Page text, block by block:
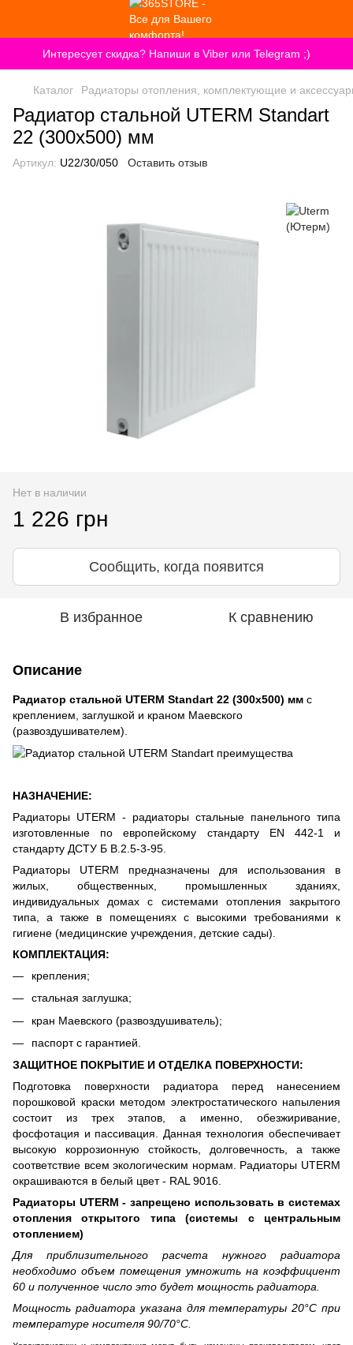
Интересует скидка? Напиши в Viber или Telegram ;)
Каталог Радиаторы отопления, комплектующие и
Радиатор стальной UTERM Standart
22 (300x500) мм
Артикул: U22/30/050 Оставить отзыв
Нет в наличии
1 226 грн
Сообщить, когда появится
В избранное К сравнению
Описание
Радиатор стальной UTERM Standart 22 (300x500) мм с
креплением, заглушкой и краном Маевского
(развоздушивателем).
НАЗНАЧЕНИЕ:
Радиаторы UTERM - радиаторы стальные панельного типа
изготовленные по европейскому стандарту EN 442-1 и
стандарту ДСТУ Б В.2.5-3-95.
Радиаторы UTERM предназначены для использования в
жилых, общественных, промышленных зданиях,
индивидуальных домах с системами отопления закрытого
типа, а также в помещениях с высокими требованиями к
гигиене (медицинские учреждения, детские сады).
КОМПЛЕКТАЦИЯ:
крепления;
стальная заглушка;
кран Маевского (развоздушиватель);
паспорт с гарантией.
ЗАЩИТНОЕ ПОКРЫТИЕ И ОТДЕЛКА ПОВЕРХНОСТИ:
Подготовка поверхности радиатора перед нанесением
порошковой краски методом электростатического напыления
состоит из трех этапов, а именно, обезжиривание,
фосфотация и пассивация. Данная технология обеспечивает
высокую коррозионную стойкость, долговечность, а также
соответствие всем экологическим нормам. Радиаторы UTERM
окрашиваются в белый цвет - RAL 9016.
Радиаторы UTERM - запрещено использовать в системах
отопления открытого типа (системы с центральным
отоплением)
Для приблизительного расчета нужного радиатора
необходимо объем помещения умножить на коэффициент
60 и полученное число это будет мощность радиатора.
Мощность радиатора указана для температуры 20°С при
температуре носителя 90/70°С.